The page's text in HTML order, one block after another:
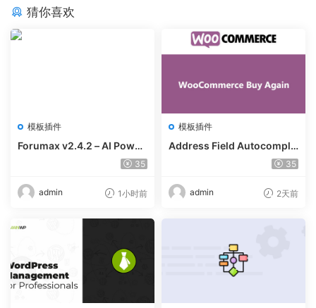
猜你喜欢
模板插件
Forumax v2.4.2 – AI Power
ed Advanced Community F
35
admin 1小时前
模板插件
Address Field Autocomple
te For WooCommerce v1.3.
35
admin 2天前